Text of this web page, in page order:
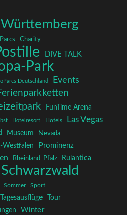
Charity
DIVE TALK
Park
Deutschland Events
FunTime Arena
Hotelresort Hotels
Las Vegas
Museum Nevada
Westfalen Prominenz
Rheinland-Pfalz Rulantica
Schwarzwald
Sommer Sport
Tagesausflüge
Tour
Winter